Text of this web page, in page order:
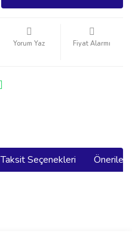
Yorum Yaz Fiyat Alarmı
Taksit Seçenekleri